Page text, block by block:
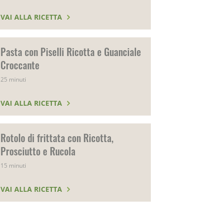
VAI ALLA RICETTA
Pasta con Piselli Ricotta e Guanciale
Croccante
25 minuti
VAI ALLA RICETTA
Rotolo di frittata con Ricotta,
Prosciutto e Rucola
15 minuti
VAI ALLA RICETTA